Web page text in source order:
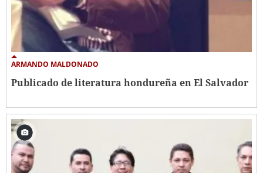
ARMANDO MALDONADO
Publicado de literatura hondureña en El Salvador